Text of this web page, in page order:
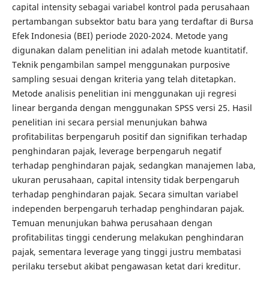
capital intensity sebagai variabel kontrol pada perusahaan
pertambangan subsektor batu bara yang terdaftar di Bursa
Efek Indonesia (BEI) periode 2020-2024. Metode yang
digunakan dalam penelitian ini adalah metode kuantitatif.
Teknik pengambilan sampel menggunakan purposive
sampling sesuai dengan kriteria yang telah ditetapkan.
Metode analisis penelitian ini menggunakan uji regresi
linear berganda dengan menggunakan SPSS versi 25. Hasil
penelitian ini secara persial menunjukan bahwa
profitabilitas berpengaruh positif dan signifikan terhadap
penghindaran pajak, leverage berpengaruh negatif
terhadap penghindaran pajak, sedangkan manajemen laba,
ukuran perusahaan, capital intensity tidak berpengaruh
terhadap penghindaran pajak. Secara simultan variabel
independen berpengaruh terhadap penghindaran pajak.
Temuan menunjukan bahwa perusahaan dengan
profitabilitas tinggi cenderung melakukan penghindaran
pajak, sementara leverage yang tinggi justru membatasi
perilaku tersebut akibat pengawasan ketat dari kreditur.